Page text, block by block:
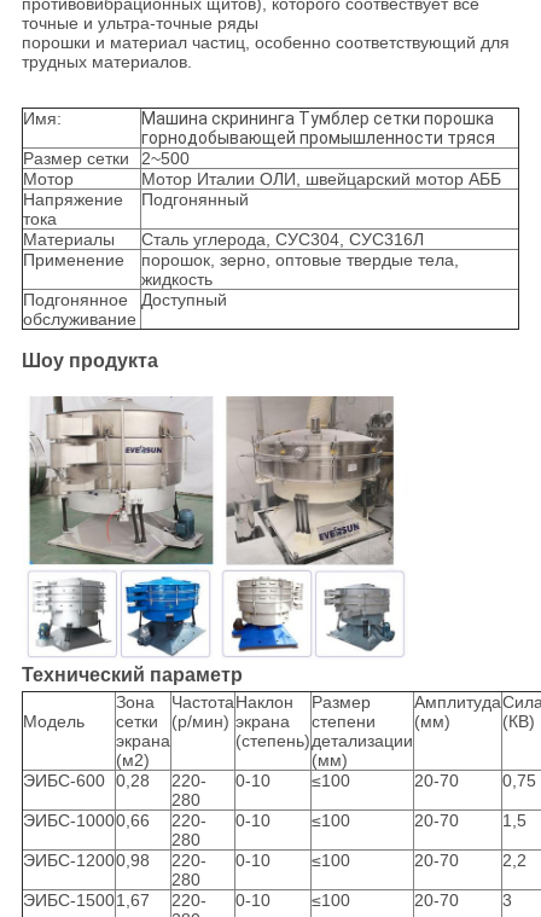
противовибрационных щитов), которого соотвествует все
точные и ультра-точные ряды
порошки и материал частиц, особенно соответствующий для
трудных материалов.
Имя:
Машина скрининга Тумблер сетки порошка
горнодобывающей промышленности тряся
Размер сетки
2~500
Мотор
Мотор Италии ОЛИ, швейцарский мотор АББ
Напряжение
тока
Подгонянный
Материалы
Сталь углерода, СУС304, СУС316Л
Применение
порошок, зерно, оптовые твердые тела,
жидкость
Подгонянное
обслуживание
Доступный
Шоу продукта
Технический параметр
Модель
Зона
сетки
экрана
(м2)
Частота
(р/мин)
Наклон
экрана
(степень)
Размер
степени
детализации
(мм)
Амплитуда
(мм)
(КВ)
ЭИБС-600 0,28
220-
280
0-10 ≤100 20-70 0,75
ЭИБС-10000,66
220-
280
0-10 ≤100 20-70 1,5
ЭИБС-12000,98
220-
280
0-10 ≤100 20-70 2,2
ЭИБС-15001,67
220-
0-10 ≤100 20-70 3